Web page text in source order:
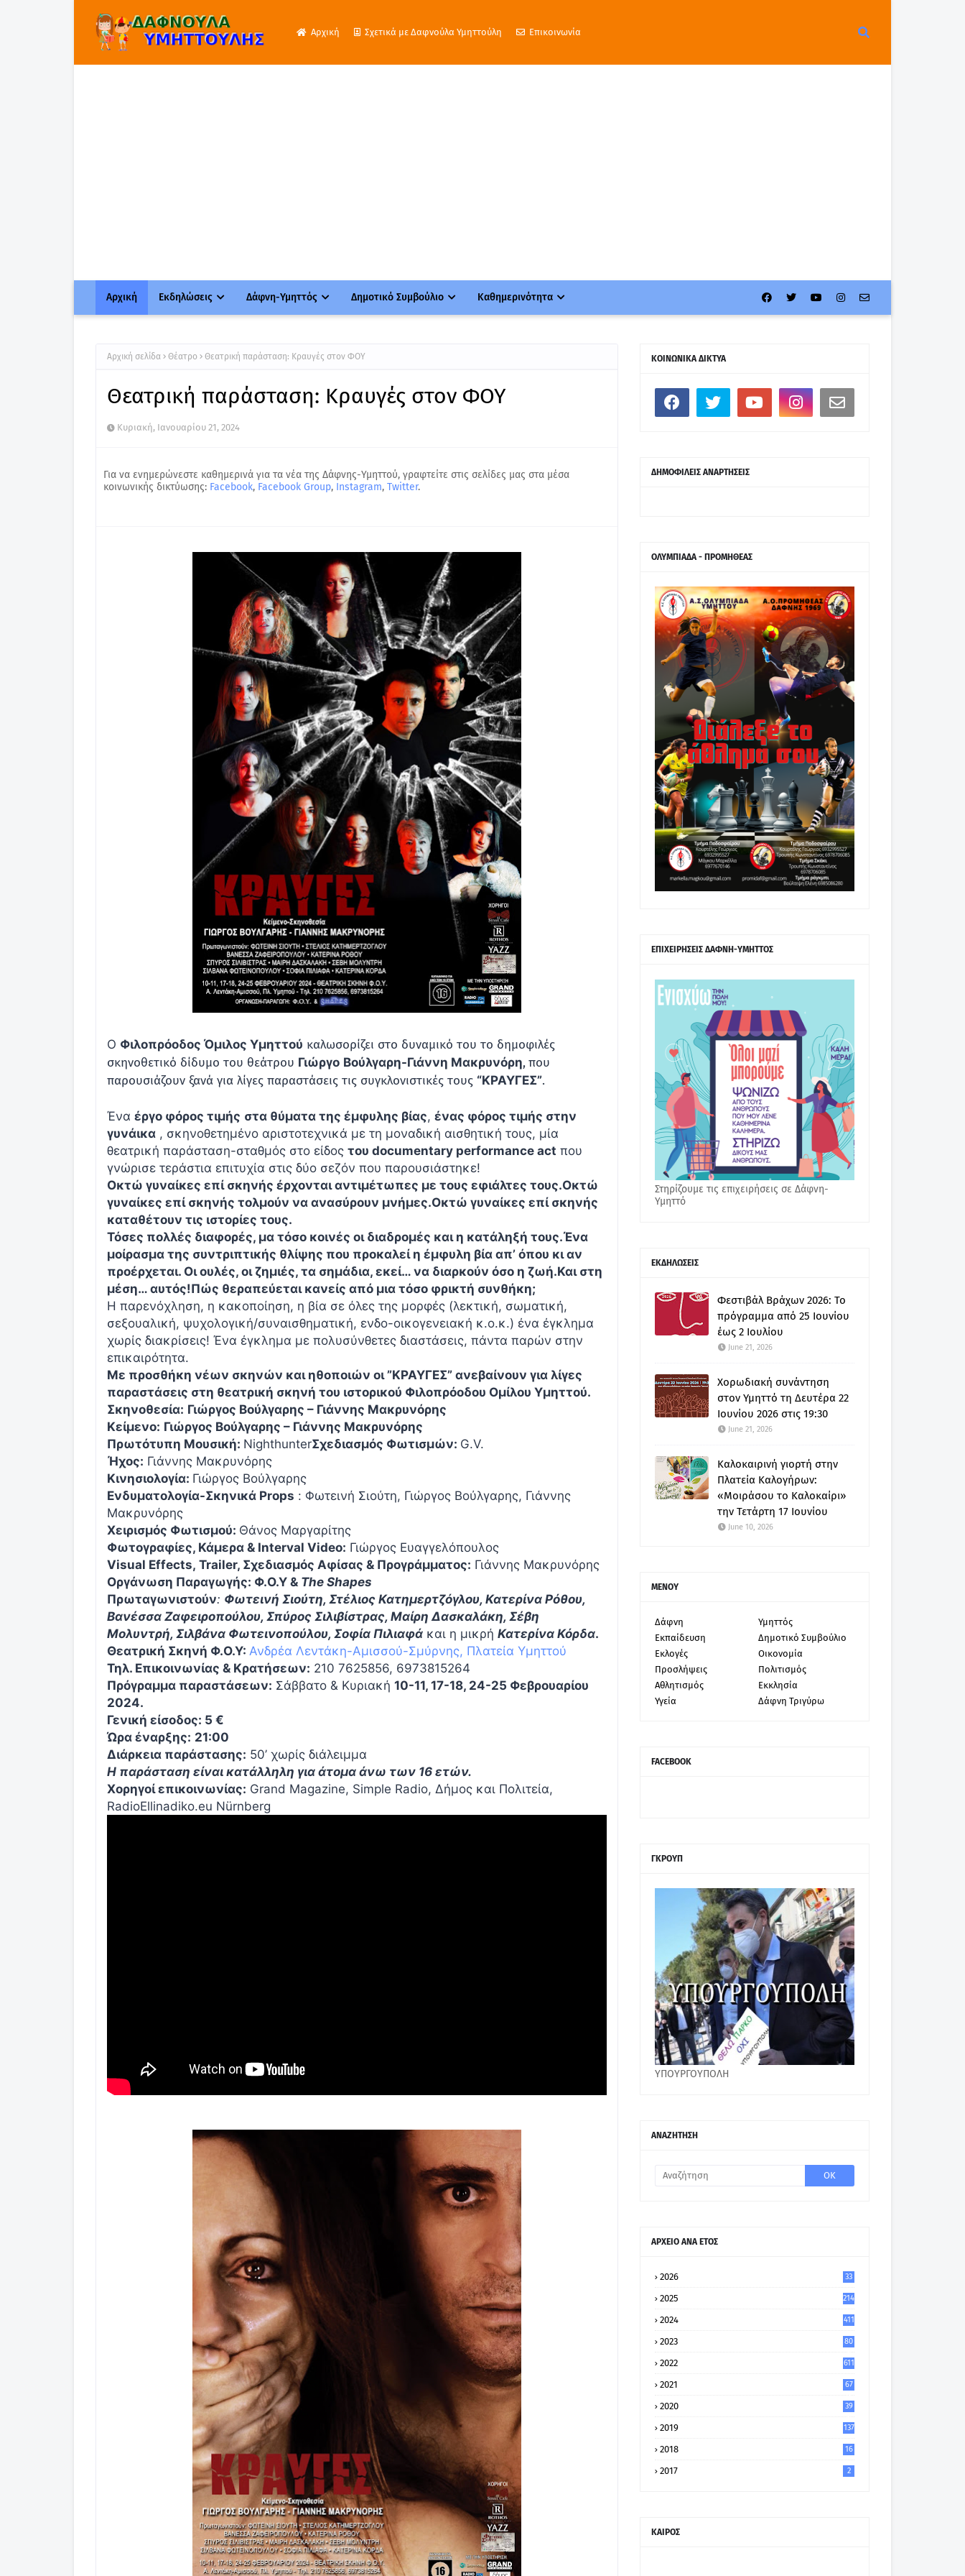
Αρχική Σχετικά με Δαφνούλα Υμηττούλη Επικοινωνία
Αρχική Εκδηλώσεις Δάφνη-Υμηττός Δημοτικό Συμβούλιο Καθημερινότητα
Αρχική σελίδα Θέατρο Θεατρική παράσταση: Κραυγές στον ΦΟΥ
Θεατρική παράσταση: Κραυγές στον ΦΟΥ
Κυριακή, Ιανουαρίου 21, 2024
Για να ενημερώνεστε καθημερινά για τα νέα της Δάφνης-Υμηττού, γραφτείτε στις σελίδες μας στα μέσα
κοινωνικής δικτύωσης: Facebook, Facebook Group, Instagram, Twitter.
Ο Φιλοπρόοδος Όμιλος Υμηττού καλωσορίζει στο δυναμικό του το δημοφιλές
σκηνοθετικό δίδυμο του θεάτρου Γιώργο Βούλγαρη-Γιάννη Μακρυνόρη,που
παρουσιάζουν ξανά για λίγες παραστάσεις τις συγκλονιστικές τους “ΚΡΑΥΓΕΣ”.
Ένα έργο φόρος τιμής στα θύματα της έμφυλης βίας, ένας φόρος τιμής στην
γυνάικα , σκηνοθετημένο αριστοτεχνικά με τη μοναδική αισθητική τους, μία
θεατρική παράσταση-σταθμός στο είδος του documentary performance act που
γνώρισε τεράστια επιτυχία στις δύο σεζόν που παρουσιάστηκε!
Οκτώ γυναίκες επί σκηνής έρχονται αντιμέτωπες με τους εφιάλτες τους.Οκτώ
γυναίκες επί σκηνής τολμούν να ανασύρουν μνήμες.Οκτώ γυναίκες επί σκηνής
καταθέτουν τις ιστορίες τους.
Τόσες πολλές διαφορές, μα τόσο κοινές οι διαδρομές και η κατάληξή τους.Ένα
μοίρασμα της συντριπτικής θλίψης που προκαλεί η έμφυλη βία απ’ όπου κι αν
προέρχεται. Οι ουλές, οι ζημιές, τα σημάδια, εκεί… να διαρκούν όσο η ζωή.Και στη
μέση… αυτός!Πώς θεραπεύεται κανείς από μια τόσο φρικτή συνθήκη;
Η παρενόχληση, η κακοποίηση, η βία σε όλες της μορφές (λεκτική, σωματική,
σεξουαλική, ψυχολογική/συναισθηματική, ενδο-οικογενειακή κ.ο.κ.) ένα έγκλημα
χωρίς διακρίσεις! Ένα έγκλημα με πολυσύνθετες διαστάσεις, πάντα παρών στην
επικαιρότητα.
Με προσθήκη νέων σκηνών και ηθοποιών οι ”ΚΡΑΥΓΕΣ” ανεβαίνουν για λίγες
παραστάσεις στη θεατρική σκηνή του ιστορικού Φιλοπρόοδου Ομίλου Υμηττού.
Σκηνοθεσία: Γιώργος Βούλγαρης – Γιάννης Μακρυνόρης
Κείμενο: Γιώργος Βούλγαρης – Γιάννης Μακρυνόρης
Πρωτότυπη Μουσική: NighthunterΣχεδιασμός Φωτισμών: G.V.
Ήχος: Γιάννης Μακρυνόρης
Κινησιολογία: Γιώργος Βούλγαρης
Ενδυματολογία-Σκηνικά Props : Φωτεινή Σιούτη, Γιώργος Βούλγαρης, Γιάννης
Μακρυνόρης
Χειρισμός Φωτισμού: Θάνος Μαργαρίτης
Φωτογραφίες, Κάμερα & Interval Video: Γιώργος Ευαγγελόπουλος
Visual Effects, Trailer, Σχεδιασμός Αφίσας & Προγράμματος: Γιάννης Μακρυνόρης
Οργάνωση Παραγωγής: Φ.Ο.Υ & The Shapes
Πρωταγωνιστούν: Φωτεινή Σιούτη, Στέλιος Κατημερτζόγλου, Κατερίνα Ρόθου,
Βανέσσα Ζαφειροπούλου, Σπύρος Σιλιβίστρας, Μαίρη Δασκαλάκη, Σέβη
Μολυντρή, Σιλβάνα Φωτεινοπούλου, Σοφία Πιλιαφά και η μικρή Κατερίνα Κόρδα.
Θεατρική Σκηνή Φ.Ο.Υ: Ανδρέα Λεντάκη-Αμισσού-Σμύρνης, Πλατεία Υμηττού
Τηλ. Επικοινωνίας & Κρατήσεων: 210 7625856, 6973815264
Πρόγραμμα παραστάσεων: Σάββατο & Κυριακή 10-11, 17-18, 24-25 Φεβρουαρίου
2024.
Γενική είσοδος: 5 €
Ώρα έναρξης: 21:00
Διάρκεια παράστασης: 50’ χωρίς διάλειμμα
Η παράσταση είναι κατάλληλη για άτομα άνω των 16 ετών.
Χορηγοί επικοινωνίας: Grand Magazine, Simple Radio, Δήμος και Πολιτεία,
RadioEllinadiko.eu Nürnberg
ΚΟΙΝΩΝΙΚΑ ΔΙΚΤΥΑ
ΔΗΜΟΦΙΛΕΙΣ ΑΝΑΡΤΗΣΕΙΣ
ΟΛΥΜΠΙΑΔΑ - ΠΡΟΜΗΘΕΑΣ
ΕΠΙΧΕΙΡΗΣΕΙΣ ΔΑΦΝΗ-ΥΜΗΤΤΟΣ
Στηρίζουμε τις επιχειρήσεις σε Δάφνη-
Υμηττό
ΕΚΔΗΛΩΣΕΙΣ
Φεστιβάλ Βράχων 2026: Το
πρόγραμμα από 25 Ιουνίου
έως 2 Ιουλίου
June 21, 2026
Χορωδιακή συνάντηση
στον Υμηττό τη Δευτέρα 22
Ιουνίου 2026 στις 19:30
June 21, 2026
Καλοκαιρινή γιορτή στην
Πλατεία Καλογήρων:
«Μοιράσου το Καλοκαίρι»
την Τετάρτη 17 Ιουνίου
June 10, 2026
ΜΕΝΟΥ
Δάφνη
Υμηττός
Εκπαίδευση
Δημοτικό Συμβούλιο
Εκλογές
Οικονομία
Προσλήψεις
Πολιτισμός
Αθλητισμός
Εκκλησία
Υγεία
Δάφνη Τριγύρω
FACEBOOK
ΓΚΡΟΥΠ
ΥΠΟΥΡΓΟΥΠΟΛΗ
ΑΝΑΖΗΤΗΣΗ
ΑΡΧΕΙΟ ΑΝΑ ΕΤΟΣ
2026 33
2025 214
2024 411
2023
80
2022 611
2021
67
2020
39
2019 137
2018 16
2017 2
ΚΑΙΡΟΣ